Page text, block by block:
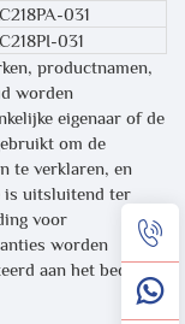
031
031
productnamen,
worden
eigenaar of de
om de
te verklaren, en
is uitsluitend ter
voor
worden
aan het bedrijf.